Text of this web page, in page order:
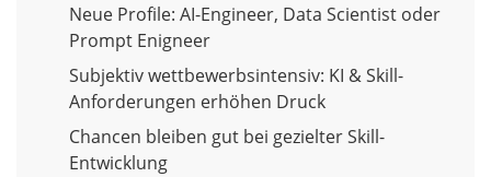
Neue Profile: AI-Engineer, Data Scientist oder
Prompt Enigneer
Subjektiv wettbewerbsintensiv: KI & Skill-
Anforderungen erhöhen Druck
Chancen bleiben gut bei gezielter Skill-
Entwicklung